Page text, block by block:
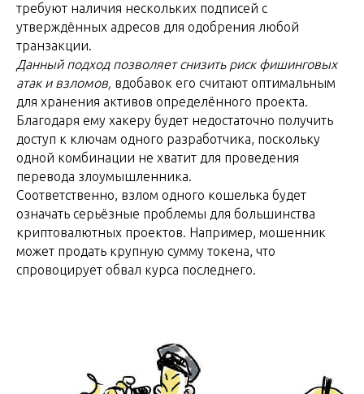
требуют наличия нескольких подписей с
утверждённых адресов для одобрения любой
транзакции.
Данный подход позволяет снизить риск фишинговых
атак и взломов, вдобавок его считают оптимальным
для хранения активов определённого проекта.
Благодаря ему хакеру будет недостаточно получить
доступ к ключам одного разработчика, поскольку
одной комбинации не хватит для проведения
перевода злоумышленника.
Соответственно, взлом одного кошелька будет
означать серьёзные проблемы для большинства
криптовалютных проектов. Например, мошенник
может продать крупную сумму токена, что
спровоцирует обвал курса последнего.